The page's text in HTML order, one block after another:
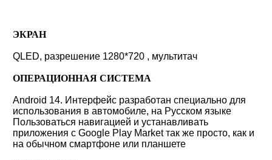
ЭКРАН
QLED, разрешение 1280*720 , мультитач
ОПЕРАЦИОННАЯ СИСТЕМА
Android 14. Интерфейс разработан специально для
использования в автомобиле, на Русском языке
Пользоваться навигацией и устанавливать
приложения с Google Play Market так же просто, как и
на обычном смартфоне или планшете